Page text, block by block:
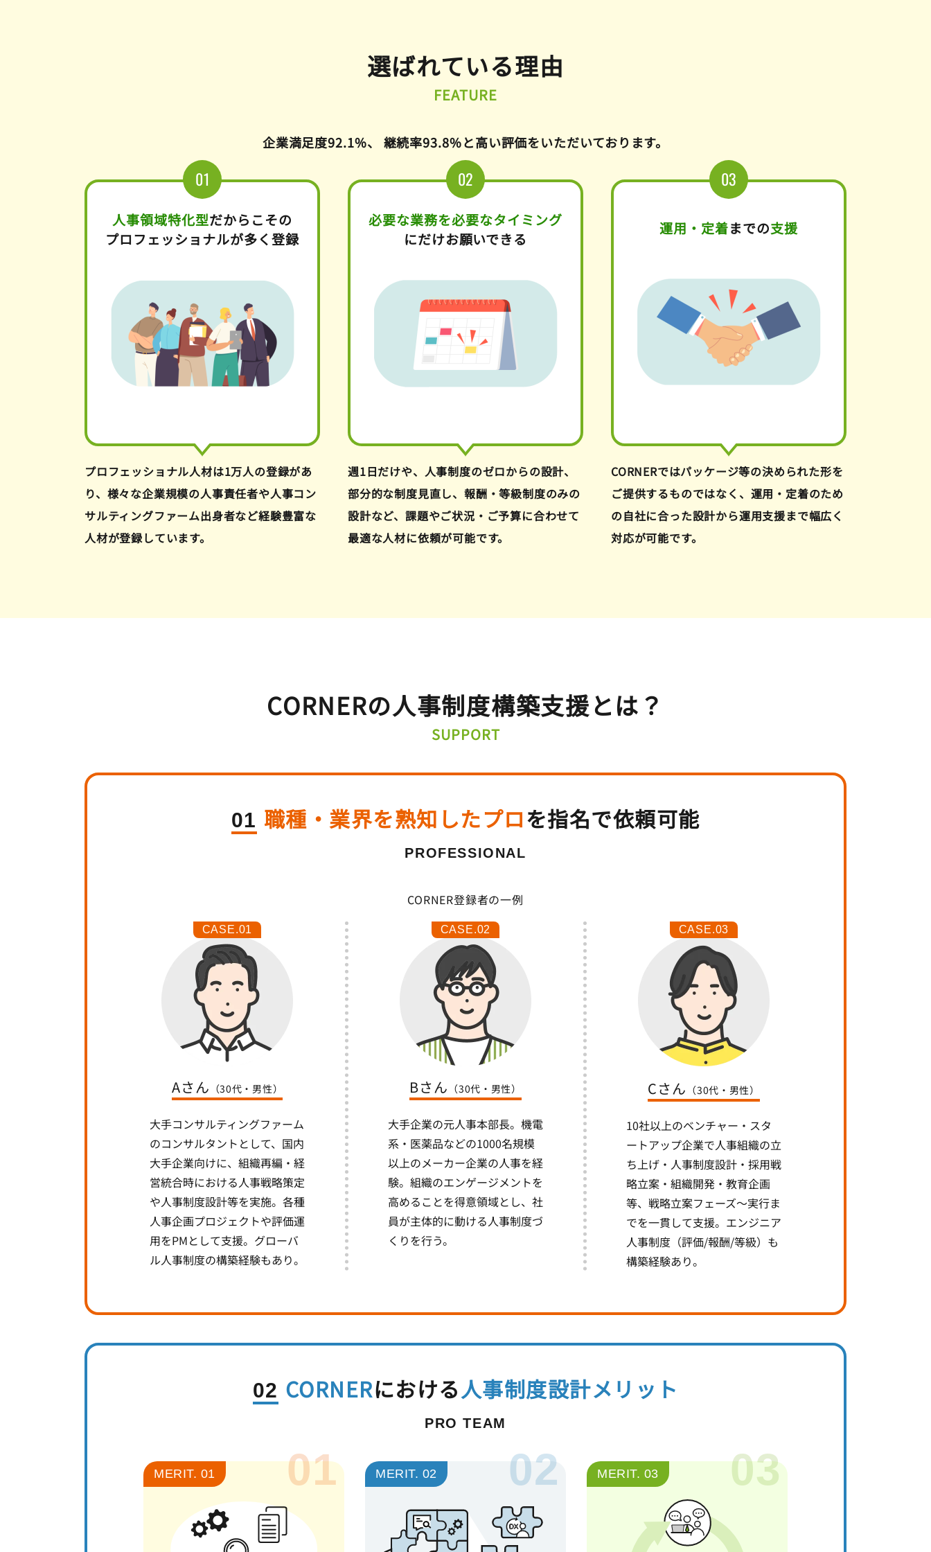
選ばれている理由
FEATURE
企業満足度92.1%、 継続率93.8%と高い評価をいただいております。
人事領域特化型だからこその
プロフェッショナルが多く登録
プロフェッショナル人材は1万人の登録があ
り、様々な企業規模の人事責任者や人事コン
サルティングファーム出身者など経験豊富な
人材が登録しています。
必要な業務を必要なタイミング
にだけお願いできる
週1日だけや、人事制度のゼロからの設計、
部分的な制度見直し、報酬・等級制度のみの
設計など、課題やご状況・ご予算に合わせて
最適な人材に依頼が可能です。
運用・定着までの支援
CORNERではパッケージ等の決められた形を
ご提供するものではなく、運用・定着のため
の自社に合った設計から運用支援まで幅広く
対応が可能です。
CORNERの人事制度構築支援とは？
SUPPORT
職種・業界を熟知したプロを指名で依頼可能
PROFESSIONAL
CORNER登録者の一例
CASE.01
Aさん （30代・男性）
大手コンサルティングファーム
のコンサルタントとして、国内
大手企業向けに、組織再編・経
営統合時における人事戦略策定
や人事制度設計等を実施。各種
人事企画プロジェクトや評価運
用をPMとして支援。グローバ
ル人事制度の構築経験もあり。
CASE.02
Bさん （30代・男性）
大手企業の元人事本部長。機電
系・医薬品などの1000名規模
以上のメーカー企業の人事を経
験。組織のエンゲージメントを
高めることを得意領域とし、社
員が主体的に動ける人事制度づ
くりを行う。
CASE.03
Cさん （30代・男性）
10社以上のベンチャー・スタ
ートアップ企業で人事組織の立
ち上げ・人事制度設計・採用戦
略立案・組織開発・教育企画
等、戦略立案フェーズ〜実行ま
でを一貫して支援。エンジニア
人事制度（評価/報酬/等級）も
構築経験あり。
CORNERにおける人事制度設計メリット
PRO TEAM